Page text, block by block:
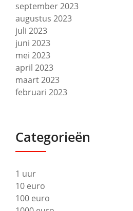
september 2023
augustus 2023
juli 2023
juni 2023
mei 2023
april 2023
maart 2023
februari 2023
Categorieën
1 uur
10 euro
100 euro